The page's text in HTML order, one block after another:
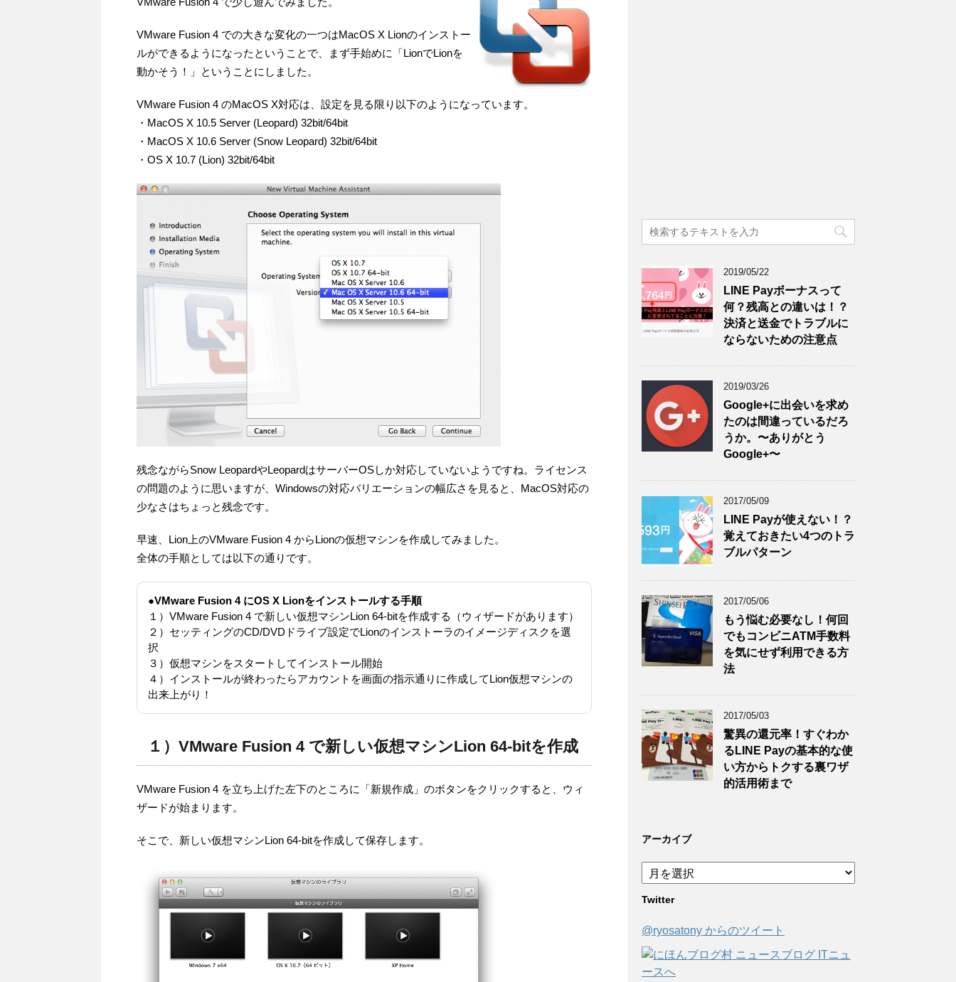
VMware Fusion 4 での大きな変化の一つはMacOS X Lionのインストー
ルができるようになったということで、まず手始めに「LionでLionを
動かそう！」ということにしました。
VMware Fusion 4 のMacOS X対応は、設定を見る限り以下のようになっています。
・MacOS X 10.5 Server (Leopard) 32bit/64bit
・MacOS X 10.6 Server (Snow Leopard) 32bit/64bit
・OS X 10.7 (Lion) 32bit/64bit
残念ながらSnow LeopardやLeopardはサーバーOSしか対応していないようですね。ライセンス
の問題のように思いますが、Windowsの対応バリエーションの幅広さを見ると、MacOS対応の
少なさはちょっと残念です。
早速、Lion上のVMware Fusion 4 からLionの仮想マシンを作成してみました。
全体の手順としては以下の通りです。
●VMware Fusion 4 にOS X Lionをインストールする手順
１）VMware Fusion 4 で新しい仮想マシンLion 64-bitを作成する（ウィザードがあります）
２）セッティングのCD/DVDドライブ設定でLionのインストーラのイメージディスクを選
択
３）仮想マシンをスタートしてインストール開始
４）インストールが終わったらアカウントを画面の指示通りに作成してLion仮想マシンの
出来上がり！
１）VMware Fusion 4 で新しい仮想マシンLion 64-bitを作成
VMware Fusion 4 を立ち上げた左下のところに「新規作成」のボタンをクリックすると、ウィ
ザードが始まります。
そこで、新しい仮想マシンLion 64-bitを作成して保存します。
2019/05/22
LINE Payボーナスって
何？残高との違いは！？
決済と送金でトラブルに
ならないための注意点
2019/03/26
Google+に出会いを求め
たのは間違っているだろ
うか。〜ありがとう
Google+〜
2017/05/09
LINE Payが使えない！？
覚えておきたい4つのトラ
ブルパターン
2017/05/06
もう悩む必要なし！何回
でもコンビニATM手数料
を気にせず利用できる方
法
2017/05/03
驚異の還元率！すぐわか
るLINE Payの基本的な使
い方からトクする裏ワザ
的活用術まで
アーカイブ
ア
ー
カ
ブ
Twitter
@ryosatony からのツイート